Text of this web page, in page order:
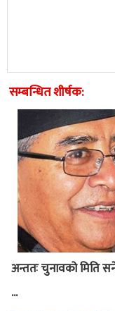
सम्बन्धित शीर्षक:
अन्ततः चुनावको मिति
...